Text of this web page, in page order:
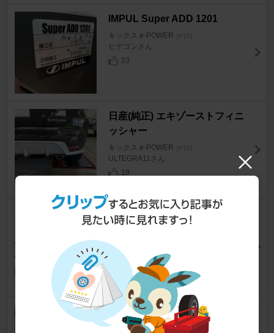
IMPUL Super ADD 1201
キックス e-POWER [P15]
ヒデゴンさん
23
日産(純正) エキゾーストフィニ
ッシャー
キックス e-POWER [P15]
ULTEGRA11さん
19
AdPower AdPower Sonic Hex
agon XS
キックス e-POWER
ヒデゴンさん
日産(純正) エキゾーストフィニ
ッシャー